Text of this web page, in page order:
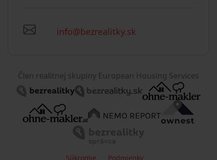
info@bezrealitky.sk
Člen realitnej skupiny European Housing Services
Súkromie Podmienky